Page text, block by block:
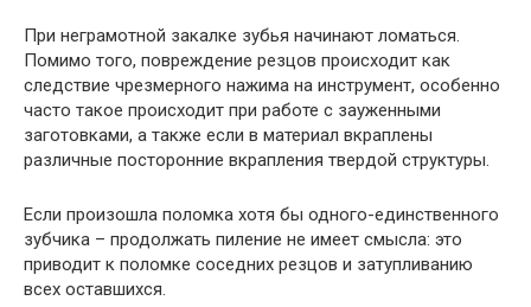
При неграмотной закалке зубья начинают ломаться.
Помимо того, повреждение резцов происходит как
следствие чрезмерного нажима на инструмент, особенно
часто такое происходит при работе с зауженными
заготовками, а также если в материал вкраплены
различные посторонние вкрапления твердой структуры.
Если произошла поломка хотя бы одного-единственного
зубчика – продолжать пиление не имеет смысла: это
приводит к поломке соседних резцов и затупливанию
всех оставшихся.